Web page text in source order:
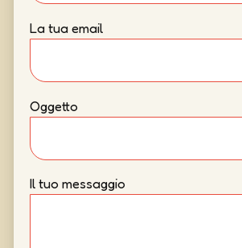
La tua email
Oggetto
Il tuo messaggio